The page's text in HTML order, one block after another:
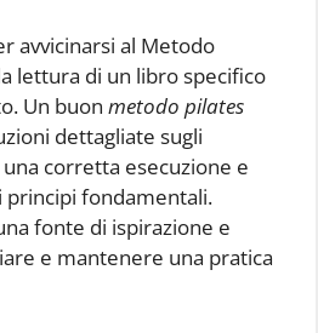
avvicinarsi al Metodo
lettura di un libro specifico
Un buon metodo pilates
dettagliate sugli
corretta esecuzione e
fondamentali.
fonte di ispirazione e
e mantenere una pratica